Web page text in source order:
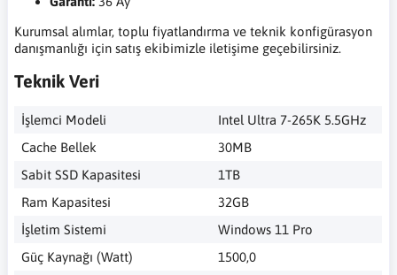
Kurumsal alımlar, toplu fiyatlandırma ve teknik konfigürasyon
danışmanlığı için satış ekibimizle iletişime geçebilirsiniz.
Teknik Veri
İşlemci Modeli
Intel Ultra 7-265K 5.5GHz
Cache Bellek
30MB
Sabit SSD Kapasitesi
1TB
Ram Kapasitesi
32GB
İşletim Sistemi
Windows 11 Pro
Güç Kaynağı (Watt)
1500,0